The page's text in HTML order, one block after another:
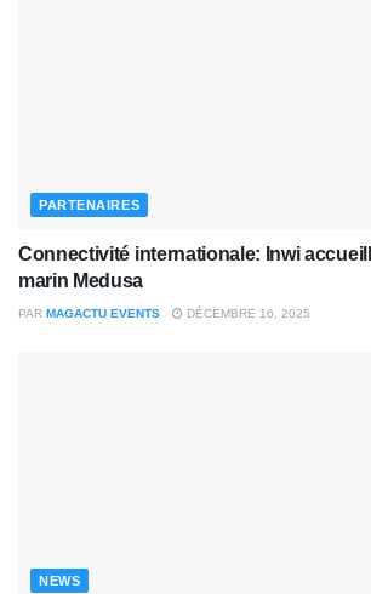
PARTENAIRES
Connectivité internationale: Inwi
marin Medusa
PAR MAGACTU EVENTS DÉCEMBRE 16, 2025
NEWS